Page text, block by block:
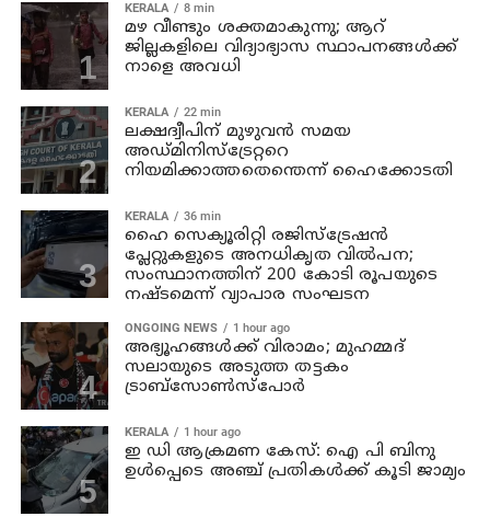
KERALA 8 min
മഴ വീണ്ടും ശക്തമാകുന്നു; ആറ്
ജില്ലകളിലെ വിദ്യാഭ്യാസ സ്ഥാപനങ്ങള്‍ക്ക്
നാളെ അവധി
KERALA 22 min
ലക്ഷദ്വീപിന് മുഴുവന്‍ സമയ
അഡ്മിനിസ്‌ട്രേറ്ററെ
നിയമിക്കാത്തതെന്തെന്ന് ഹൈക്കോടതി
KERALA 36 min
ഹൈ സെക്യൂരിറ്റി രജിസ്‌ട്രേഷന്‍
പ്ലേറ്റുകളുടെ അനധികൃത വില്‍പന;
സംസ്ഥാനത്തിന് 200 കോടി രൂപയുടെ
നഷ്ടമെന്ന് വ്യാപാര സംഘടന
ONGOING NEWS 1 hour ago
അഭ്യൂഹങ്ങള്‍ക്ക് വിരാമം; മുഹമ്മദ്
സലായുടെ അടുത്ത തട്ടകം
ട്രാബ്സോണ്‍സ്പോര്‍
KERALA 1 hour ago
ഇ ഡി ആക്രമണ കേസ്: ഐ പി ബിനു
ഉള്‍പ്പെടെ അഞ്ച് പ്രതികള്‍ക്ക് കൂടി ജാമ്യം